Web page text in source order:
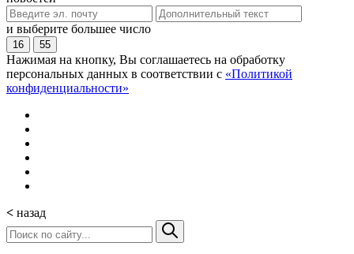
и выберите большее число
16 55
Нажимая на кнопку, Вы соглашаетесь на обработку
персональных данных в соответствии с «Политикой
конфиденциальности»
< назад